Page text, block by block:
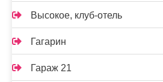
Высокое, клуб-отель
Гагарин
Гараж 21